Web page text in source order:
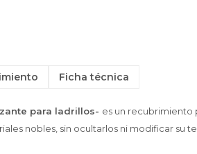
para ladrillos- es un recubrimiento
nobles, sin ocultarlos ni modificar
Ficha técnica